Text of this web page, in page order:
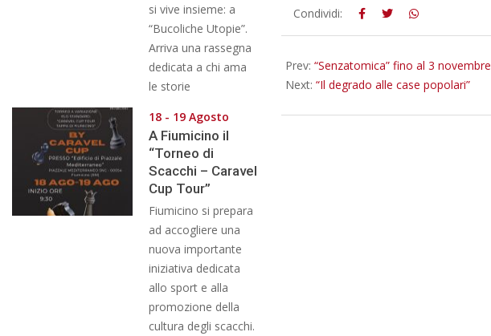
2013-
10-
Condividi:
Prev: “Senzatomica” fino al 3 novembre
Next: “Il degrado alle case popolari”
si vive insieme: a
“Bucoliche Utopie”.
Arriva una rassegna
dedicata a chi ama
le storie
18 - 19 Agosto
A Fiumicino il
“Torneo di
Scacchi – Caravel
Cup Tour”
Fiumicino si prepara
ad accogliere una
nuova importante
iniziativa dedicata
allo sport e alla
promozione della
cultura degli scacchi.